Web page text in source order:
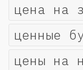
цена на
ценные
цены на